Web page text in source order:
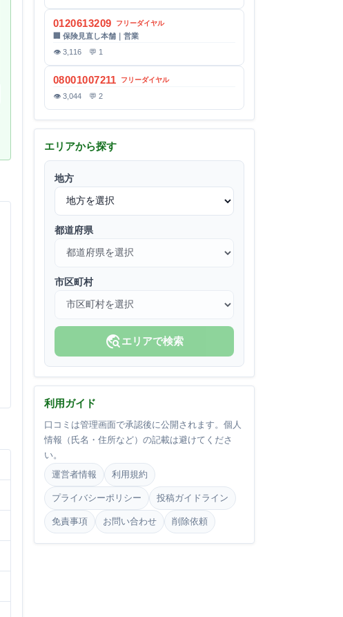
0120613209 フリーダイヤル
🏢 保険見直し本舗｜営業
👁 3,116 💬 1
08001007211 フリーダイヤル
👁 3,044 💬 2
エリアから探す
地方
都道府県
市区町村
travel_exploreエリアで検索
利用ガイド
口コミは管理画面で承認後に公開されます。個人
情報（氏名・住所など）の記載は避けてくださ
い。
運営者情報
利用規約
プライバシーポリシー 投稿ガイドライン
免責事項 お問い合わせ 削除依頼